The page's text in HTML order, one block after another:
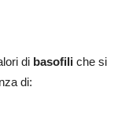
di basofili che si
di: